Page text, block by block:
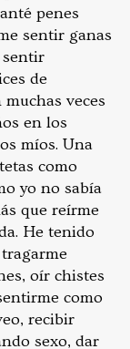
penes
sentir ganas
sentir
de
veces
en los
míos. Una
como
yo no sabía
que reírme
He tenido
oír chistes
como
recibir
sexo, dar